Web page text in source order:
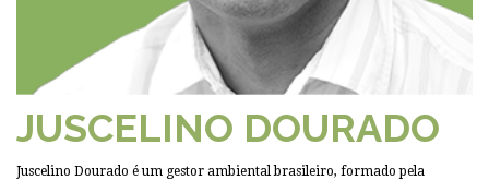
JUSCELINO DOURADO
Juscelino Dourado é um gestor ambiental brasileiro, formado pela